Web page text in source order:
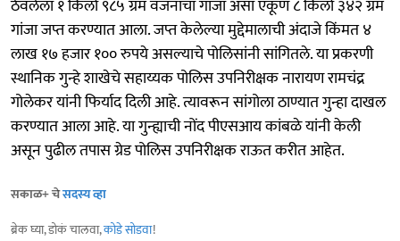
ठेवलेला १ किलो ९८५ ग्रॅम वजनाचा गांजा असा एकूण ८ किलो ३४२ ग्रॅम
गांजा जप्त करण्यात आला. जप्त केलेल्या मुद्देमालाची अंदाजे किंमत ४
लाख १७ हजार १०० रुपये असल्याचे पोलिसांनी सांगितले. या प्रकरणी
स्थानिक गुन्हे शाखेचे सहाय्यक पोलिस उपनिरीक्षक नारायण रामचंद्र
गोलेकर यांनी फिर्याद दिली आहे. त्यावरून सांगोला ठाण्यात गुन्हा दाखल
करण्यात आला आहे. या गुन्ह्याची नोंद पीएसआय कांबळे यांनी केली
असून पुढील तपास ग्रेड पोलिस उपनिरीक्षक राऊत करीत आहेत.
सकाळ+ चेसदस्य व्हा
ब्रेक घ्या, डोकं चालवा,कोडे सोडवा!